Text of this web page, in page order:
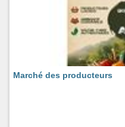
Marché des producteurs